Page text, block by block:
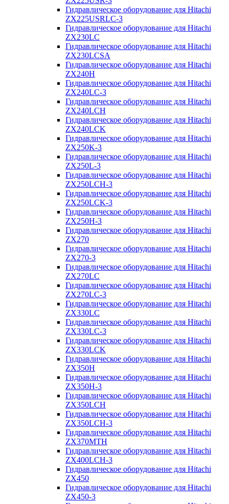
Гидравлическое оборудование для Hitachi
ZX225USRLC-3
Гидравлическое оборудование для Hitachi
ZX230LC
Гидравлическое оборудование для Hitachi
ZX230LCSA
Гидравлическое оборудование для Hitachi
ZX240H
Гидравлическое оборудование для Hitachi
ZX240LC-3
Гидравлическое оборудование для Hitachi
ZX240LCH
Гидравлическое оборудование для Hitachi
ZX240LCK
Гидравлическое оборудование для Hitachi
ZX250K-3
Гидравлическое оборудование для Hitachi
ZX250L-3
Гидравлическое оборудование для Hitachi
ZX250LCH-3
Гидравлическое оборудование для Hitachi
ZX250LCK-3
Гидравлическое оборудование для Hitachi
ZX250Н-3
Гидравлическое оборудование для Hitachi
ZX270
Гидравлическое оборудование для Hitachi
ZX270-3
Гидравлическое оборудование для Hitachi
ZX270LC
Гидравлическое оборудование для Hitachi
ZX270LC-3
Гидравлическое оборудование для Hitachi
ZX330LC
Гидравлическое оборудование для Hitachi
ZX330LC-3
Гидравлическое оборудование для Hitachi
ZX330LCK
Гидравлическое оборудование для Hitachi
ZX350H
Гидравлическое оборудование для Hitachi
ZX350H-3
Гидравлическое оборудование для Hitachi
ZX350LCH
Гидравлическое оборудование для Hitachi
ZX350LCH-3
Гидравлическое оборудование для Hitachi
ZX370MTH
Гидравлическое оборудование для Hitachi
ZX400LCH-3
Гидравлическое оборудование для Hitachi
ZX450
Гидравлическое оборудование для Hitachi
ZX450-3